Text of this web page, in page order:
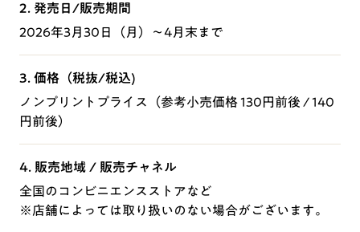
2. 発売日/販売期間
2026年3月30日（月）～4月末まで
3. 価格（税抜/税込)
ノンプリントプライス（参考小売価格 130円前後 / 140
円前後）
4. 販売地域 / 販売チャネル
全国のコンビニエンスストアなど
※店舗によっては取り扱いのない場合がございます。